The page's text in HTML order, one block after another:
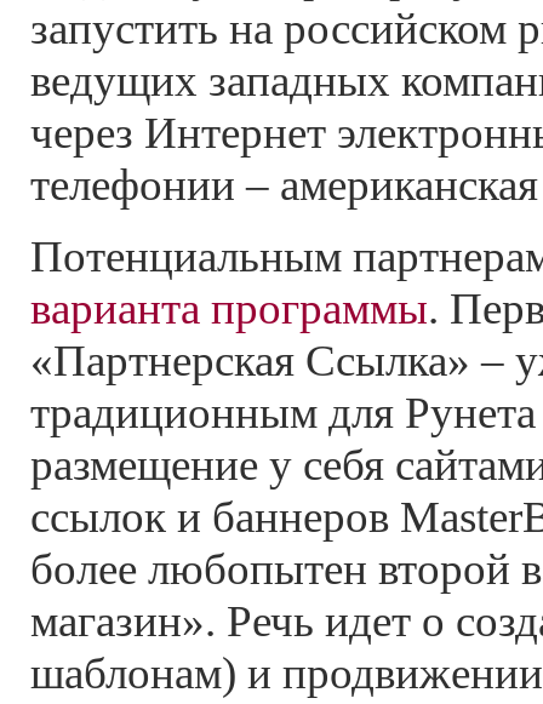
запустить на российском
ведущих западных
через Интернет
телефонии –
Потенциальным
варианта программы.
«Партнерская Ссылка» –
традиционным для Рунета
размещение у себя
ссылок и баннеров
более любопытен второй
магазин». Речь идет о
шаблонам) и продвижении